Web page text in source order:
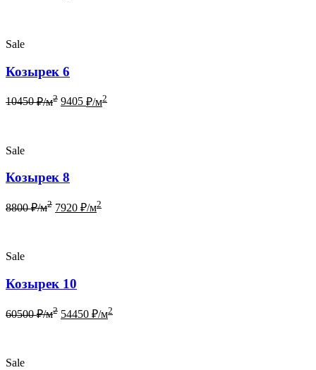
Sale
Козырек 6
10450₽/м2 9405 ₽/м2
Sale
Козырек 8
8800₽/м2 7920 ₽/м2
Sale
Козырек 10
60500₽/м2 54450 ₽/м2
Sale